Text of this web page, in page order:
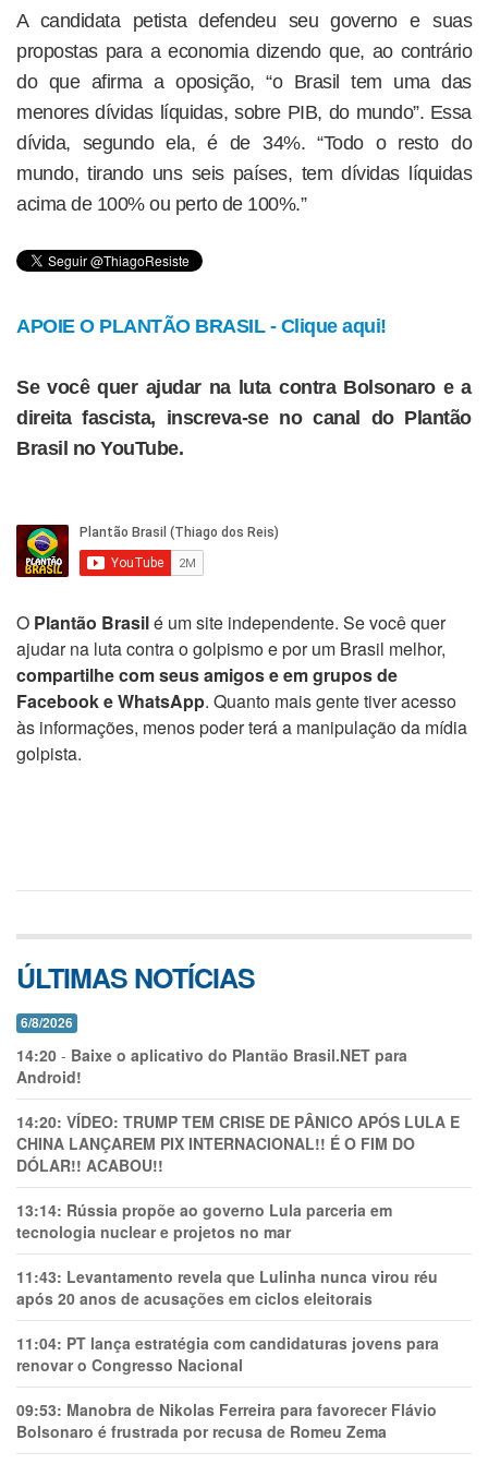
A candidata petista defendeu seu governo e suas
propostas para a economia dizendo que, ao contrário
do que afirma a oposição, “o Brasil tem uma das
menores dívidas líquidas, sobre PIB, do mundo”. Essa
dívida, segundo ela, é de 34%. “Todo o resto do
mundo, tirando uns seis países, tem dívidas líquidas
acima de 100% ou perto de 100%.”
APOIE O PLANTÃO BRASIL - Clique aqui!
Se você quer ajudar na luta contra Bolsonaro e a
direita fascista, inscreva-se no canal do Plantão
Brasil no YouTube.
O Plantão Brasilé um site independente. Se você quer
ajudar na luta contra o golpismo e por um Brasil melhor,
compartilhe com seus amigos e em grupos de
Facebook e WhatsApp. Quanto mais gente tiver acesso
às informações, menos poder terá a manipulação da mídia
golpista.
ÚLTIMAS NOTÍCIAS
6/8/2026
14:20 - Baixe o aplicativo do Plantão Brasil.NET para
Android!
14:20: VÍDEO: TRUMP TEM CRlSE DE PÂNlCO APÓS LULA E
CHINA LANÇAREM PIX INTERNACIONAL!! É O FIM DO
DÓLAR!! ACABOU!!
13:14: Rússia propõe ao governo Lula parceria em
tecnologia nuclear e projetos no mar
11:43: Levantamento revela que Lulinha nunca virou réu
após 20 anos de acusações em ciclos eleitorais
11:04: PT lança estratégia com candidaturas jovens para
renovar o Congresso Nacional
09:53: Manobra de Nikolas Ferreira para favorecer Flávio
Bolsonaro é frustrada por recusa de Romeu Zema